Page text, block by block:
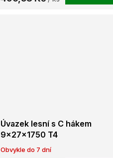
Úvazek lesní s C hákem
9x27x1750 T4
Obvykle do 7 dní